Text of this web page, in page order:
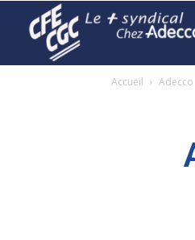
Accueil Adecco